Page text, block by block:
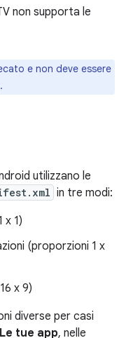
non supporta le
e non deve essere
utilizzano le
in tre modi:
x 1)
(proporzioni 1 x
x 9)
diverse per casi
Le tue app, nelle